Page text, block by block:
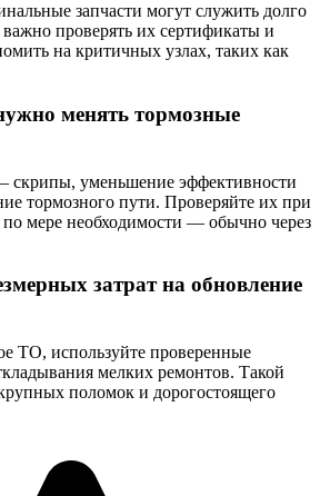
запчасти могут служить долго
проверять их сертификаты и
на критичных узлах, таких как
менять тормозные
уменьшение эффективности
тормозного пути. Проверяйте их при
мере необходимости — обычно через
затрат на обновление
ТО, используйте проверенные
мелких ремонтов. Такой
поломок и дорогостоящего